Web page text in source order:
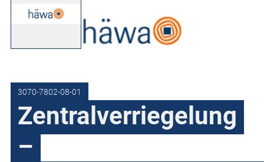
3070-7802-08-01
Zentralverriegelung
–